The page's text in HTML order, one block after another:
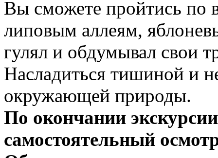
Вы сможете пройтись по
липовым аллеям,
гулял и обдумывал свои
Насладиться тишиной и
окружающей природы.
По окончании
самостоятельный